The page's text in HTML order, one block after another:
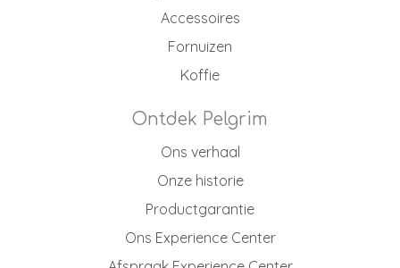
Accessoires
Fornuizen
Koffie
Ontdek Pelgrim
Ons verhaal
Onze historie
Productgarantie
Ons Experience Center